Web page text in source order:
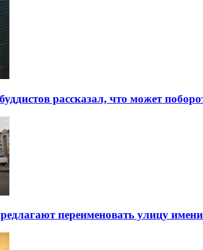
рассказал, что может
переименовать улицу